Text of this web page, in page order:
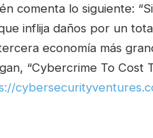
comenta lo siguiente:
inflija daños por un
economía más
“Cybercrime To Cost